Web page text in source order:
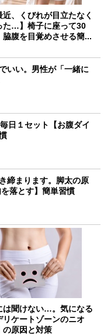
近、くびれが目立たなく
た…】椅子に座って30
脇腹を目覚めさせる簡...
いい。男性が「一緒に
日１セット【お腹ダイ
締まります。脚太の原
落とす】簡単習慣
は聞けない…。気になる
リケートゾーンのニオ
の原因と対策